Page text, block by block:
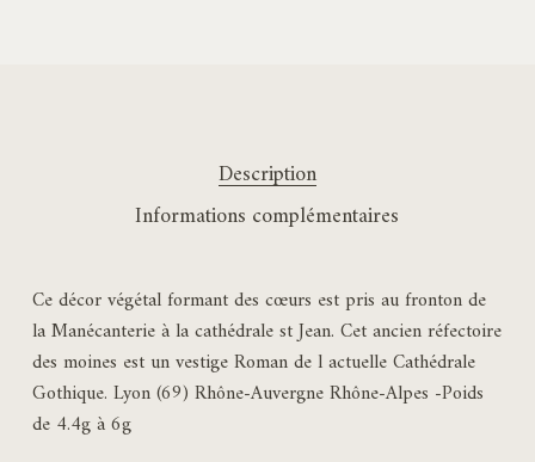
Description
Informations complémentaires
Ce décor végétal formant des cœurs est pris au fronton de
la Manécanterie à la cathédrale st Jean. Cet ancien réfectoire
des moines est un vestige Roman de l actuelle Cathédrale
Gothique. Lyon (69) Rhône-Auvergne Rhône-Alpes -Poids
de 4.4g à 6g